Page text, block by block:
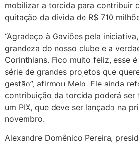
mobilizar a torcida para contribuir
quitação da dívida de R$ 710
“Agradeço à Gaviões pela
grandeza do nosso clube e a
Corinthians. Fico muito feliz, esse
série de grandes projetos que
gestão”, afirmou Melo. Ele ainda
contribuição da torcida poderá ser
um PIX, que deve ser lançado na
novembro.
Alexandre Domênico Pereira,